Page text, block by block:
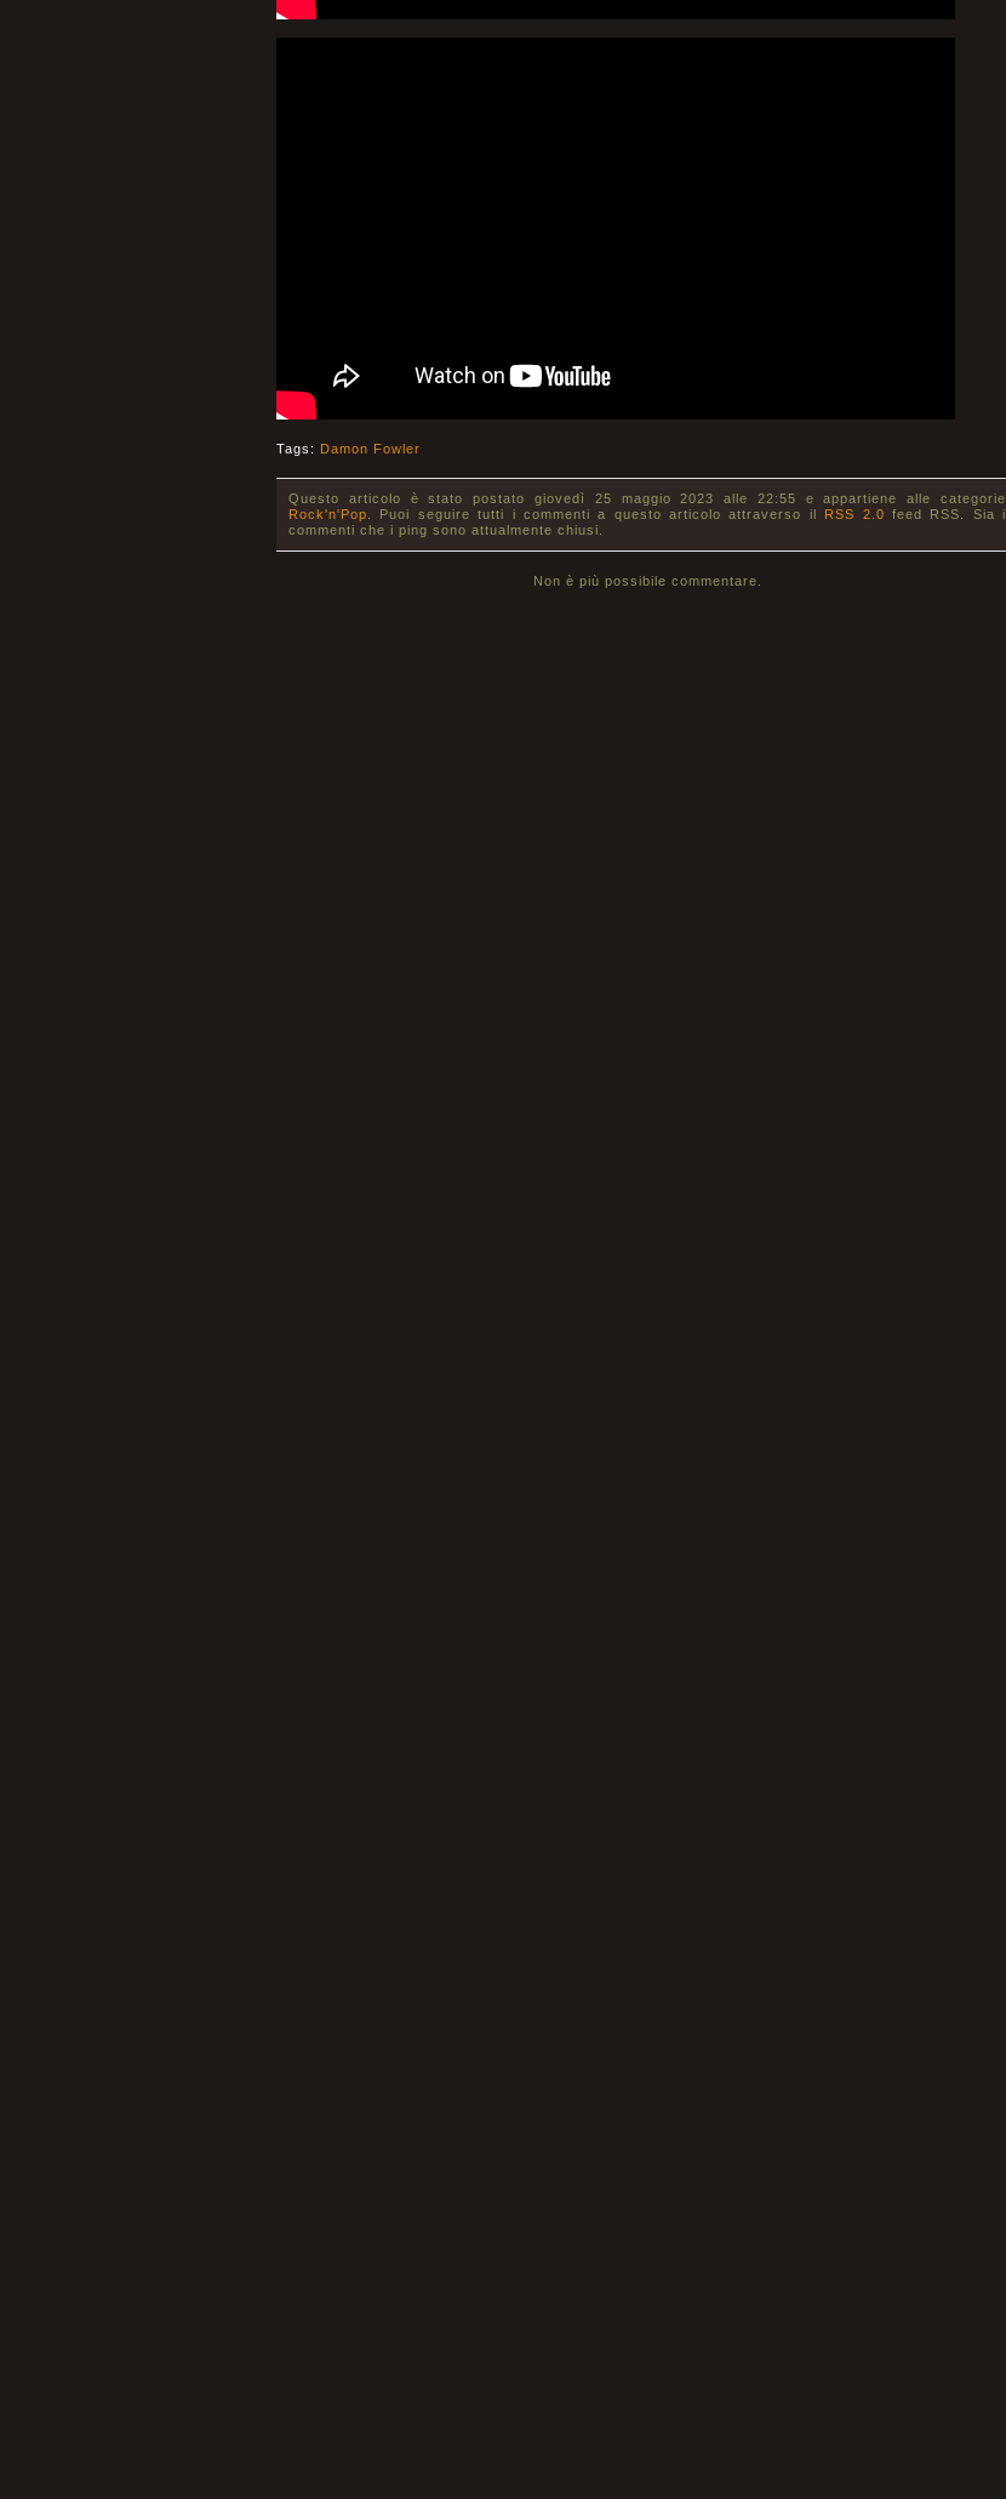
Tags: Damon Fowler
Questo articolo è stato postato giovedì 25 maggio 2023 alle 22:55 e appartiene alle categorie
Rock'n'Pop . Puoi seguire tutti i commenti a questo articolo attraverso il RSS 2.0 feed RSS. Sia i
commenti che i ping sono attualmente chiusi.
Non è più possibile commentare.